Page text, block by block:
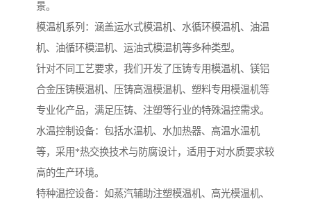
景。
模温机系列：涵盖运水式模温机、水循环模温机、油温
机、油循环模温机、运油式模温机等多种类型。
针对不同工艺要求，我们开发了压铸专用模温机、镁铝
合金压铸模温机、压铸高温模温机、塑料专用模温机等
专业化产品，满足压铸、注塑等行业的特殊温控需求。
水温控制设备：包括水温机、水加热器、高温水温机
等，采用*热交换技术与防腐设计，适用于对水质要求较
高的生产环境。
特种温控设备：如蒸汽辅助注塑模温机、高光模温机、